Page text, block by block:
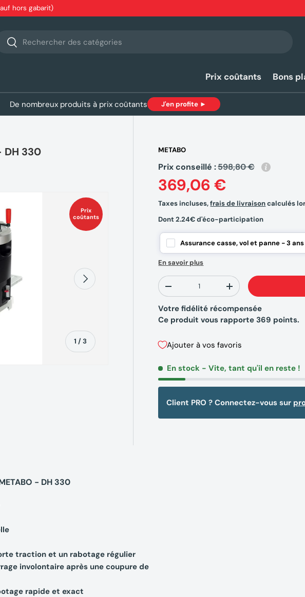
hors gabarit)
Rechercher
Prix coûtants Bons
De nombreux produits à prix coûtants J'en profite ►
DH 330
Prix
coûtants
1 /de
3
Suivant
METABO
Prix conseillé :598,80 €
369,06 €
Taxes incluses,frais de livraisoncalculés
Dont 2.24€ d'éco-participation
Assurance casse, vol et panne - 3 ans
En savoir plus
Qté
-
+
Votre fidélité récompensée
Ce produit vous rapporte369 points.
Ajouter à vos favoris
En stock - Vite, tant qu'il en reste !
Client PRO ? Connectez-vous sur
- DH 330
traction et un rabotage régulier
involontaire après une coupure de
rapide et exact